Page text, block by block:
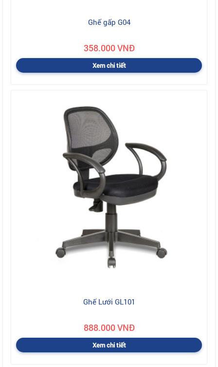
Ghế gấp G04
358.000 VNĐ
Xem chi tiết
Ghế Lưới GL101
888.000 VNĐ
Xem chi tiết